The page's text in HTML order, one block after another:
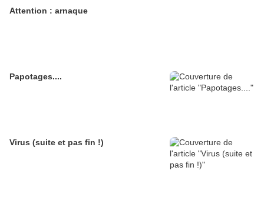
Attention : arnaque
Papotages....
Virus (suite et pas fin !)